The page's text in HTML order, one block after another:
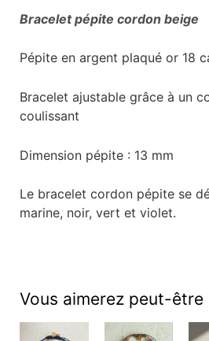
Bracelet pépite cordon beige
Pépite en argent plaqué or 18
Bracelet ajustable grâce à un
coulissant
Dimension pépite : 13 mm
Le bracelet cordon pépite se
marine, noir, vert et violet.
Vous aimerez peut-